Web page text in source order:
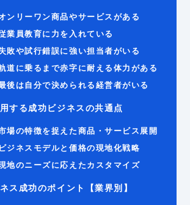
ンリーワン商品やサービスがある
業員教育に力を入れている
敗や試行錯誤に強い担当者がいる
道に乗るまで赤字に耐える体力がある
後は自分で決められる経営者がいる
する成功ビジネスの共通点
場の特徴を捉えた商品・サービス展開
ジネスモデルと価格の現地化戦略
地のニーズに応えたカスタマイズ
ス成功のポイント【業界別】